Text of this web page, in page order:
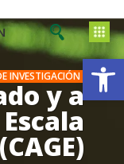
INVESTIGACIÓN
y a
(CAGE)